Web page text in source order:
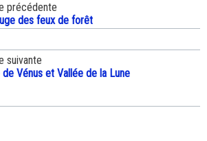
précédente
des feux de forêt
suivante
Vénus et Vallée de la Lune